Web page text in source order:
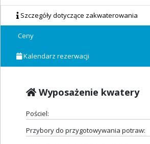
Szczegóły dotyczące zakwaterowania
Ceny
Kalendarz rezerwacji
Wyposażenie kwatery
Pościel:
Przybory do przygotowywania potraw: